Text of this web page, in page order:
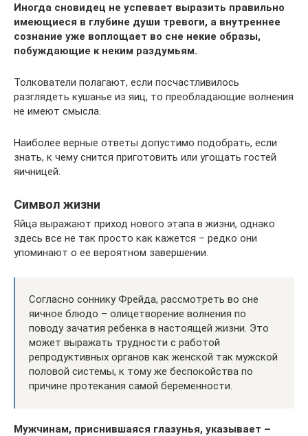
Иногда сновидец не успевает выразить правильно
имеющиеся в глубине души тревоги, а внутреннее
сознание уже воплощает во сне некие образы,
побуждающие к неким раздумьям.
Толкователи полагают, если посчастливилось
разглядеть кушанье из яиц, то преобладающие волнения
не имеют смысла.
Наиболее верные ответы допустимо подобрать, если
знать, к чему снится приготовить или угощать гостей
яичницей.
Символ жизни
Яйца выражают приход нового этапа в жизни, однако
здесь все не так просто как кажется – редко они
упоминают о ее вероятном завершении.
Согласно соннику Фрейда, рассмотреть во сне
яичное блюдо – олицетворение волнения по
поводу зачатия ребенка в настоящей жизни. Это
может выражать трудности с работой
репродуктивных органов как женской так мужской
половой системы, к тому же беспокойства по
причине протекания самой беременности.
Мужчинам, приснившаяся глазунья, указывает –